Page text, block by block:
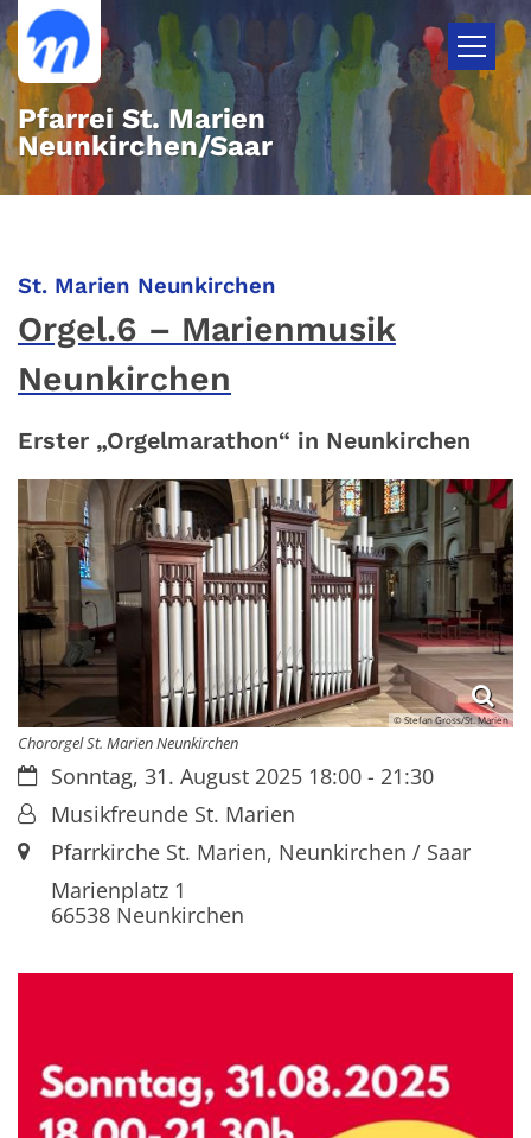
Zum Inhalt springen
Pfarrei St. Marien
Neunkirchen/Saar
St. Marien Neunkirchen
Orgel.6 – Marienmusik
Neunkirchen
Erster „Orgelmarathon“ in Neunkirchen
© Stefan Gross/St. Marien
Chororgel St. Marien Neunkirchen
Datum:Sonntag, 31. August 2025 18:00 - 21:30
Von:Musikfreunde St. Marien
Ort:Pfarrkirche St. Marien, Neunkirchen / Saar
Marienplatz 1
66538Neunkirchen